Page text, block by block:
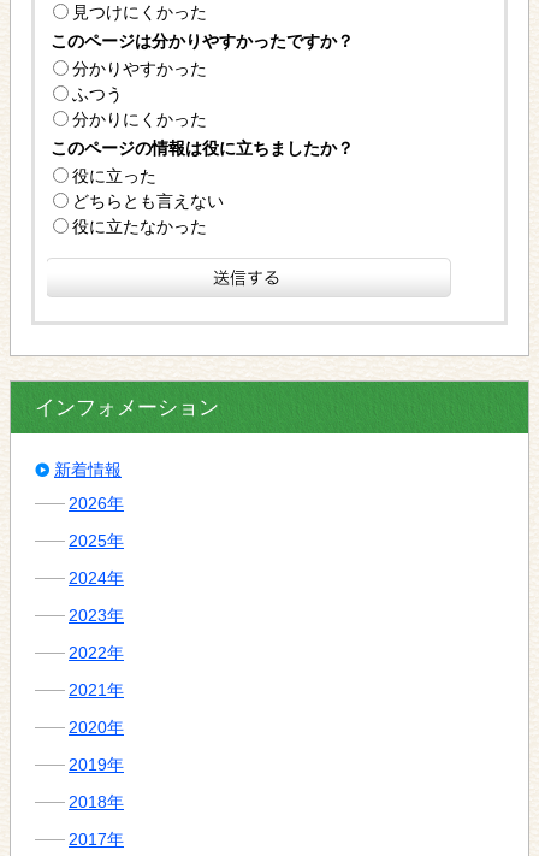
見つけにくかった
このページは分かりやすかったですか？
分かりやすかった
ふつう
分かりにくかった
このページの情報は役に立ちましたか？
役に立った
どちらとも言えない
役に立たなかった
インフォメーション
新着情報
2026年
2025年
2024年
2023年
2022年
2021年
2020年
2019年
2018年
2017年